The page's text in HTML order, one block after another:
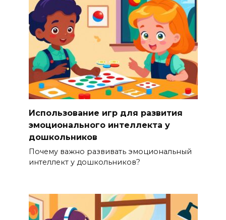
Использование игр для развития
эмоционального интеллекта у
дошкольников
Почему важно развивать эмоциональный
интеллект у дошкольников?